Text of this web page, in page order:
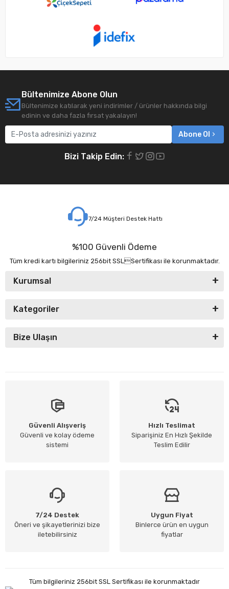
Bültenimize Abone Olun
Bültenimize katılarak yeni indirimler / ürünler hakkında bilgi
edinin ve daha fazla fırsat yakalayın!
Abone Ol
Bizi Takip Edin:
7/24 Müşteri Destek Hattı
%100 Güvenli Ödeme
Tüm kredi kartı bilgileriniz 256bit SSLSertifikası ile korunmaktadır.
Kurumsal
Kategoriler
Bize Ulaşın
Güvenli Alışveriş
Güvenli ve kolay ödeme
sistemi
Hızlı Teslimat
Siparişiniz En Hızlı Şekilde
Teslim Edilir
7/24 Destek
Öneri ve şikayetlerinizi bize
iletebilirsiniz
Uygun Fiyat
Binlerce ürün en uygun
fiyatlar
Tüm bilgileriniz 256bit SSL Sertifikası ile korunmaktadır